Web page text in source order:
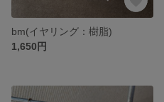
bm(イヤリング：樹脂)
1,650円